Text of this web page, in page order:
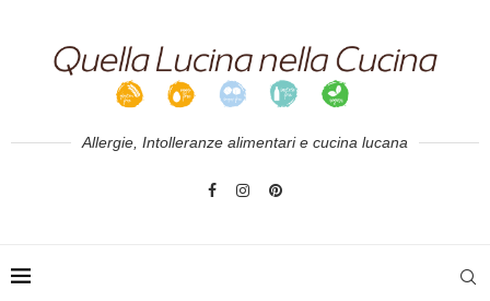
Allergie, Intolleranze alimentari e cucina lucana